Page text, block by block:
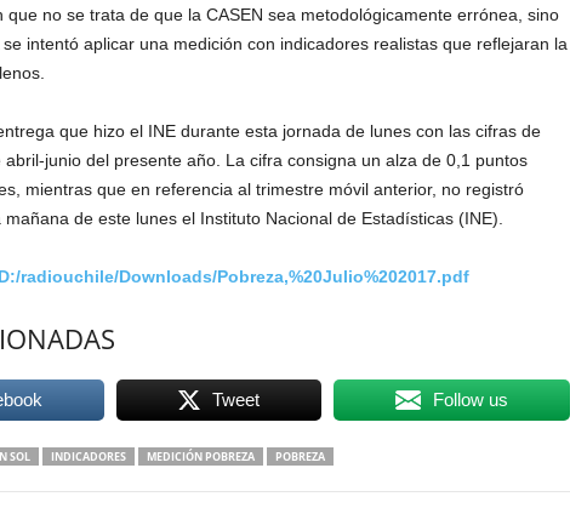
que no se trata de que la CASEN sea metodológicamente errónea, sino
intentó aplicar una medición con indicadores realistas que reflejaran la
que hizo el INE durante esta jornada de lunes con las cifras de
junio del presente año. La cifra consigna un alza de 0,1 puntos
mientras que en referencia al trimestre móvil anterior, no registró
de este lunes el Instituto Nacional de Estadísticas (INE).
radiouchile/Downloads/Pobreza,%20Julio%202017.pdf
Tweet Follow us
SOL INDICADORES MEDICIÓN POBREZA POBREZA